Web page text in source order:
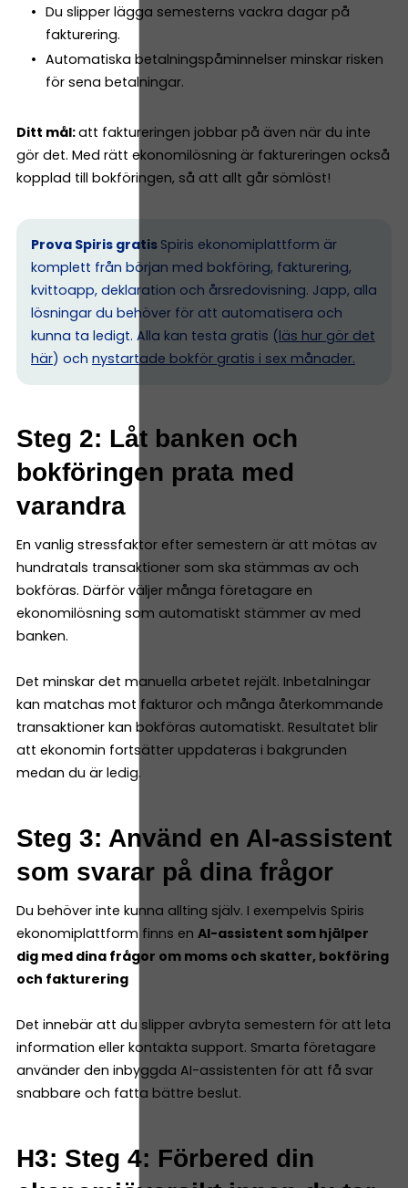
Du slipper lägga semesterns vackra dagar på
fakturering.
Automatiska betalningspåminnelser minskar risken
för sena betalningar.
Ditt mål:att faktureringen jobbar på även när du inte
gör det. Med rätt ekonomilösning är faktureringen också
kopplad till bokföringen, så att allt går sömlöst!
Prova Spiris gratis Spiris ekonomiplattform är
komplett från början med bokföring, fakturering,
kvittoapp, deklaration och årsredovisning. Japp, alla
lösningar du behöver för att automatisera och
kunna ta ledigt. Alla kan testa gratis (läs hur gör det
här) och nystartade bokför gratis i sex månader.
Steg 2: Låt banken och
bokföringen prata med
varandra
En vanlig stressfaktor efter semestern är att mötas av
hundratals transaktioner som ska stämmas av och
bokföras. Därför väljer många företagare en
ekonomilösning som automatiskt stämmer av med
banken.
Det minskar det manuella arbetet rejält. Inbetalningar
kan matchas mot fakturor och många återkommande
transaktioner kan bokföras automatiskt. Resultatet blir
att ekonomin fortsätter uppdateras i bakgrunden
medan du är ledig.
Steg 3: Använd en AI-assistent
som svarar på dina frågor
Du behöver inte kunna allting själv. I exempelvis Spiris
ekonomiplattform finns en AI-assistent som hjälper
dig med dina frågor om moms och skatter, bokföring
och fakturering
Det innebär att du slipper avbryta semestern för att leta
information eller kontakta support. Smarta företagare
använder den inbyggda AI-assistenten för att få svar
snabbare och fatta bättre beslut.
H3: Steg 4: Förbered din